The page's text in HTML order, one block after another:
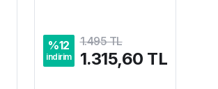
%12
indirim
1.495 TL
1.315,60 TL